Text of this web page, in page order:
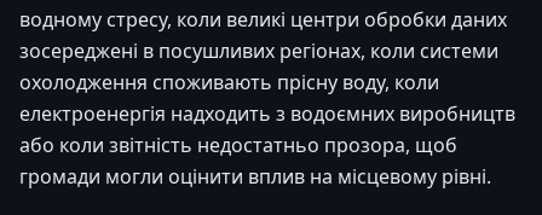
водному стресу, коли великі центри обробки даних
зосереджені в посушливих регіонах, коли системи
охолодження споживають прісну воду, коли
електроенергія надходить з водоємних виробництв
або коли звітність недостатньо прозора, щоб
громади могли оцінити вплив на місцевому рівні.